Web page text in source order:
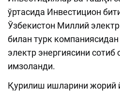
ўртасида Инвестицион
Ўзбекистон Миллий
билан турк
электр энергиясини
имзоланди.
Қурилиш ишларини жорий